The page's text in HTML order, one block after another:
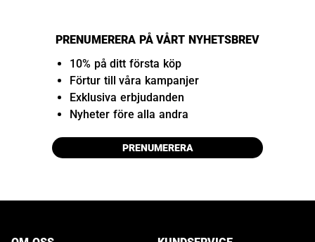
PRENUMERERA PÅ VÅRT NYHETSBREV
10% på ditt första köp
Förtur till våra kampanjer
Exklusiva erbjudanden
Nyheter före alla andra
PRENUMERERA